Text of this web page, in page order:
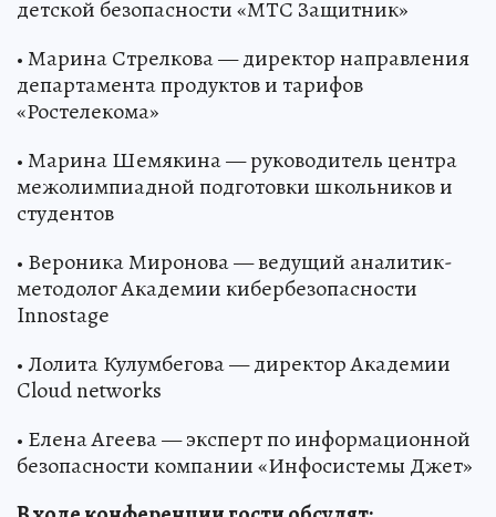
детской безопасности «МТС Защитник»
• Марина Стрелкова — директор направления
департамента продуктов и тарифов
«Ростелекома»
• Марина Шемякина — руководитель центра
межолимпиадной подготовки школьников и
студентов
• Вероника Миронова — ведущий аналитик-
методолог Академии кибербезопасности
Innostage
• Лолита Кулумбегова — директор Академии
Cloud networks
• Елена Агеева — эксперт по информационной
безопасности компании «Инфосистемы Джет»